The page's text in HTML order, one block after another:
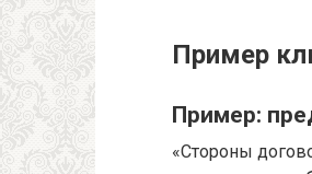
Пример
Пример:
«Стороны